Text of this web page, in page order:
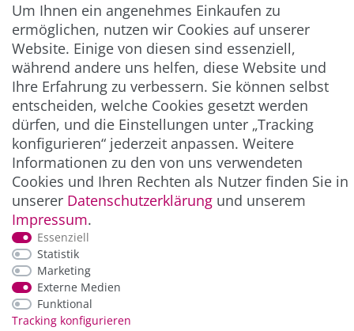
Abonnieren
** Hierbei handelt es sich um ein Pflichtfeld.
ZAHLUNG & VERSAND
*Alle Preise inkl. der gesetzl. MwSt. zzgl.
und Versandkosten
Um Ihnen ein angenehmes Einkaufen zu
ermöglichen, nutzen wir Cookies auf unserer
Website. Einige von diesen sind essenziell,
während andere uns helfen, diese Website und
Ihre Erfahrung zu verbessern. Sie können selbst
entscheiden, welche Cookies gesetzt werden
dürfen, und die Einstellungen unter „Tracking
konfigurieren“ jederzeit anpassen. Weitere
Informationen zu den von uns verwendeten
Cookies und Ihren Rechten als Nutzer finden Sie in
unserer Daten­schutz­erklärung und unserem
Impressum.
Essenziell
Statistik
Marketing
Externe Medien
Funktional
Tracking konfigurieren